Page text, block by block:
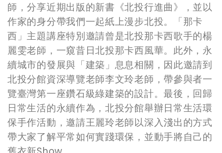
師，分享近期出版的新書《北投行進曲》，並以
作家的身分帶我們一起紙上漫步北投。「那卡
西」主題講座特別邀請曾是北投那卡西歌手的楊
麗雯老師，一窺昔日北投那卡西風華。此外，永
續城市的發展與「建築」息息相關，因此邀請到
北投分館資深導覽老師李文玲老師，帶參與者一
覽臺灣第一座鑽石級綠建築的設計。最後，回歸
日常生活的永續作為，北投分館舉辦日常生活環
保手作活動，邀請王麗玲老師以深入淺出的方式
帶大家了解平常如何實踐環保，並動手將自己的